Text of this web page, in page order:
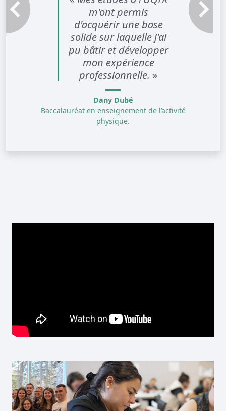
m'ont permis
d'acquérir une base
solide sur laquelle j'ai
pu bâtir et développer
mon expérience
professionnelle. »
Dany Dubé
Baccalauréat en enseignement de l’activité
physique.
Témoignage précédent